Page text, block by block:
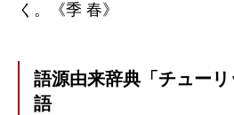
く。《季 春》
語源由来辞典「チュー
語